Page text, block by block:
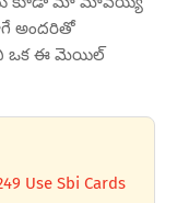
అందరితో
ఒక ఈ మెయిల్
Use Sbi Cards